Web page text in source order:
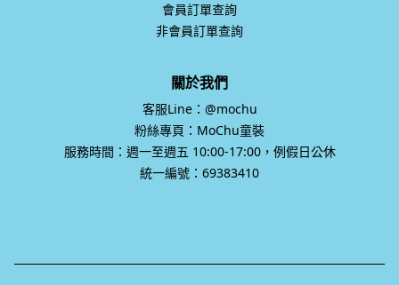
會員訂單查詢
非會員訂單查詢
關於我們
客服Line：@mochu
粉絲專頁：MoChu童裝
服務時間：週一至週五 10:00-17:00，例假日公休
統一編號：69383410